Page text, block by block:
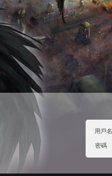
用戶名
密碼